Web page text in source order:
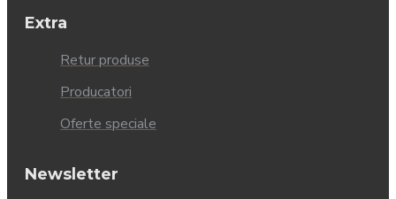
Extra
Retur produse
Producatori
Oferte speciale
Newsletter